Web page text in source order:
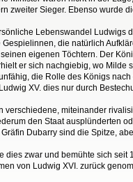
zweiter Sieger. Ebenso wurde
Lebenswandel Ludwigs
die natürlich
eigenen Töchtern. Der
er sich nachgiebig, wo Milde
die Rolle des Königs
XV. dies nur durch
verschiedene, miteinander
den Staat ausplünderten
Dubarry sind die Spitze,
dies zwar und bemühte sich
von Ludwig XVI. zurück